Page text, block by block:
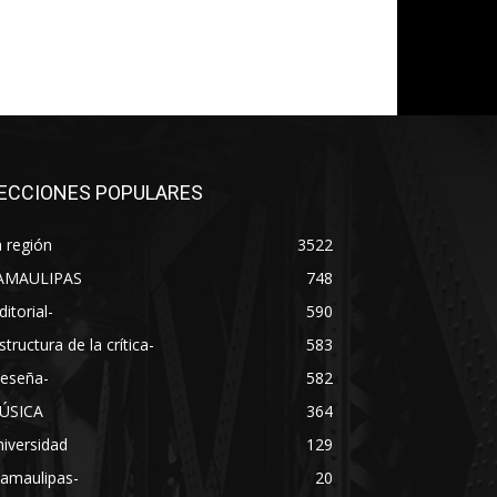
POPULARES
región
3522
748
590
de la crítica-
583
582
364
129
20